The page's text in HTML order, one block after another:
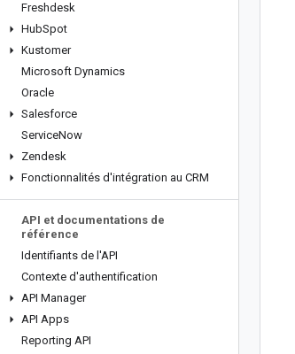
Freshdesk
HubSpot
Kustomer
Microsoft Dynamics
Oracle
Salesforce
ServiceNow
Zendesk
Fonctionnalités d'intégration au CRM
API et documentations de
référence
Identifiants de l'API
Contexte d'authentification
API Manager
API Apps
Reporting API